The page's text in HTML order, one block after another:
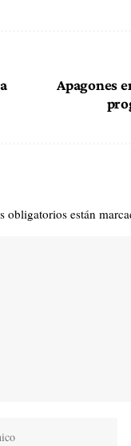
Apagones
obligatorios están